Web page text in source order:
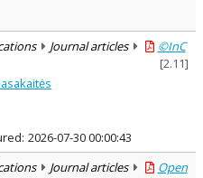
Journal articles
©InC
[2.11]
2026-07-30 00:00:43
Journal articles
Open